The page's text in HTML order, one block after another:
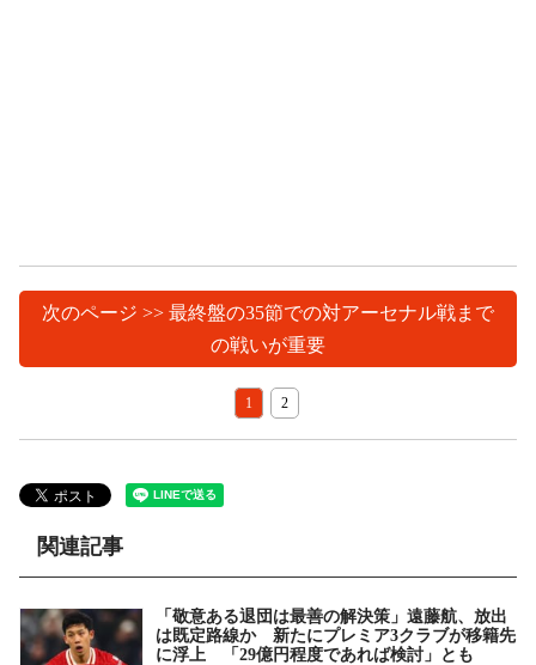
次のページ >> 最終盤の35節での対アーセナル戦まで
の戦いが重要
1 2
関連記事
「敬意ある退団は最善の解決策」遠藤航、放出
は既定路線か 新たにプレミア3クラブが移籍先
に浮上 「29億円程度であれば検討」とも